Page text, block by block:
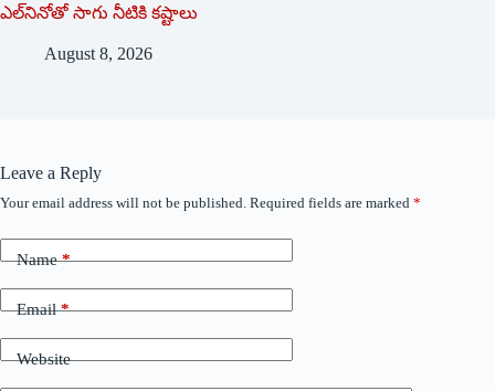
ఎల్‌నినోతో సాగు నీటికి కష్టాలు
August 8, 2026
Leave a Reply
Your email address will not be published. Required fields are marked *
Name*
Email*
Website